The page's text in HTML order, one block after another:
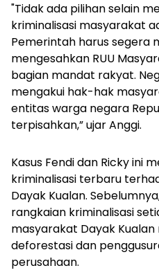
"Tidak ada pilihan selain
kriminalisasi masyarakat
Pemerintah harus segera
mengesahkan RUU
bagian mandat rakyat.
mengakui hak-hak
entitas warga negara
terpisahkan,” ujar Anggi.
Kasus Fendi dan Ricky ini
kriminalisasi terbaru
Dayak Kualan.
rangkaian kriminalisasi
masyarakat Dayak
deforestasi dan
perusahaan.